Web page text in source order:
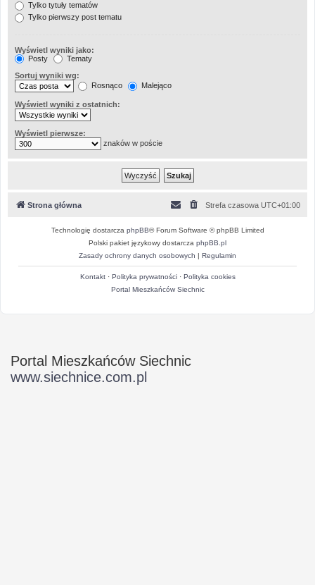
Tylko tytuły tematów
Tylko pierwszy post tematu
Wyświetl wyniki jako:
Posty
Tematy
Sortuj wyniki wg:
Rosnąco
Malejąco
Wyświetl wyniki z ostatnich:
Wyświetl pierwsze:
znaków w poście
Strona główna Strefa czasowa UTC+01:00
Technologię dostarcza phpBB® Forum Software © phpBB Limited
Polski pakiet językowy dostarcza phpBB.pl
Zasady ochrony danych osobowych | Regulamin
Kontakt· Polityka prywatności· Polityka cookies
Portal Mieszkańców Siechnic
Portal Mieszkańców Siechnic
www.siechnice.com.pl